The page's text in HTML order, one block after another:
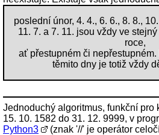
poslední únor, 4. 4., 6. 6., 8. 8.,
11. 7. a 7. 11. jsou vždy ve
roce,
ať přestupném či
těmito dny je totiž vždy
Jednoduchý algoritmus, funkční pro
15. 10. 1582 do 31. 12. 9999, v
Python3
(znak '//' je operátor